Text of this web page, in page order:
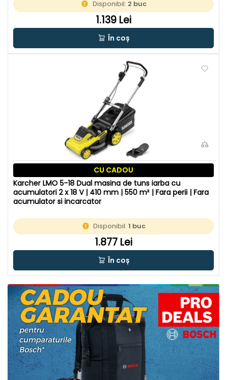
Disponibil: 2 buc
1.139 Lei
În coș
CU CADOU
Karcher LMO 5-18 Dual masina de tuns iarba cu
acumulatori 2 x 18 V | 410 mm | 550 m² | Fara perii | Fara
acumulator si incarcator
Disponibil:1 buc
1.877 Lei
În coș